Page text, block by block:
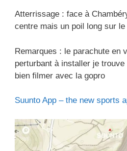
Atterrissage : face à
centre mais un poil long sur le
Remarques : le parachute en
perturbant à installer je
bien filmer avec la gopro
Suunto App – the new sports